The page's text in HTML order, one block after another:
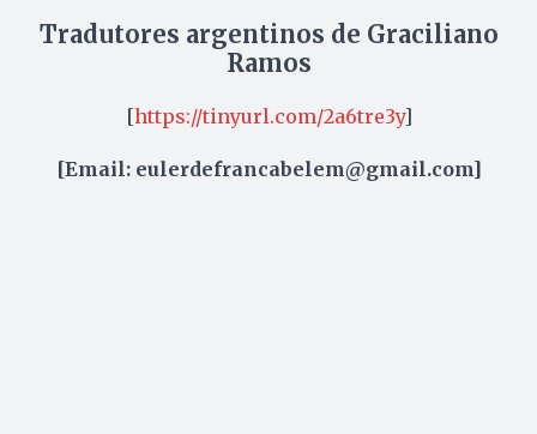
Tradutores argentinos de Graciliano
Ramos
[https://tinyurl.com/2a6tre3y]
[Email: eulerdefrancabelem@gmail.com]